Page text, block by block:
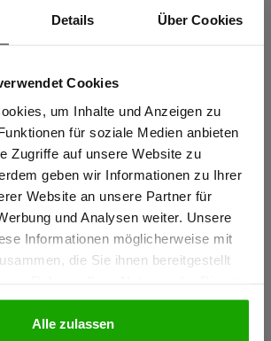
Details Über Cookies
Cookies
um Inhalte und Anzeigen zu
für soziale Medien anbieten
Zugriffe auf unsere Website zu
geben wir Informationen zu Ihrer
Website an unsere Partner für
und Analysen weiter. Unsere
Informationen möglicherweise mit
die Sie ihnen bereitgestellt
Alle zulassen
für perfekte Passform
Reflexstreifen PRO ReFlex
Albert-Einstein-Strasse 1, 86830
Sind Sie
dass ich Gewerbetreibender bin. Alle
werden netto ausgewiesen.